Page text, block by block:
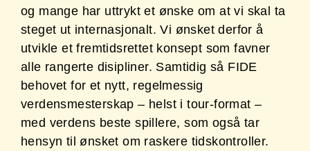
og mange har uttrykt et ønske om at vi skal ta
steget ut internasjonalt. Vi ønsket derfor å
utvikle et fremtidsrettet konsept som favner
alle rangerte disipliner. Samtidig så FIDE
behovet for et nytt, regelmessig
verdensmesterskap – helst i tour-format –
med verdens beste spillere, som også tar
hensyn til ønsket om raskere tidskontroller.